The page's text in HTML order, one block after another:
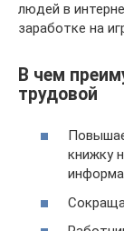
людей в
заработке на
В чем
трудовой
книжку